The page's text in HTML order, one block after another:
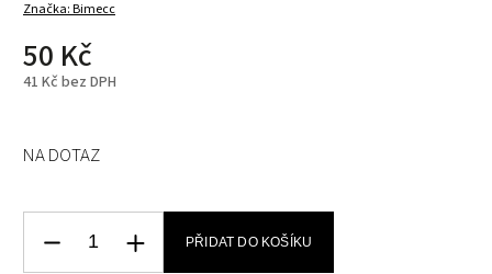
Značka:Bimecc
50 Kč
41 Kč bez DPH
NA DOTAZ
PŘIDAT DO KOŠÍKU